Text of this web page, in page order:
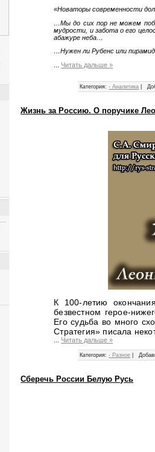
«Новаторы современности
…Мы до сих пор не можем
мудрости, и забота о его
абажуре неба…
…Нужен ли Рубенс или
Читать дальше »
Категория: - Аналитика
Жизнь за Россию. О поручике
К 100-летию
безвестном герое-
Его судьба во много
Стратегия» писала
... Читать дальше »
Категория: - Разное
Сберечь России Белую Русь